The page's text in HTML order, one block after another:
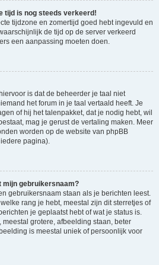
tijd is nog steeds verkeerd!
tijdzone en zomertijd goed hebt ingevuld en
de tijd op de server verkeerd
een aanpassing moeten doen.
is dat de beheerder je taal niet
het forum in je taal vertaald heeft. Je
of hij het talenpakket, dat je nodig hebt, wil
mag je gerust de vertaling maken. Meer
worden op de website van phpBB
pagina).
mijn gebruikersnaam?
gebruikersnaam staan als je berichten leest.
rang je hebt, meestal zijn dit sterretjes of
je geplaatst hebt of wat je status is.
grotere, afbeelding staan, beter
is meestal uniek of persoonlijk voor